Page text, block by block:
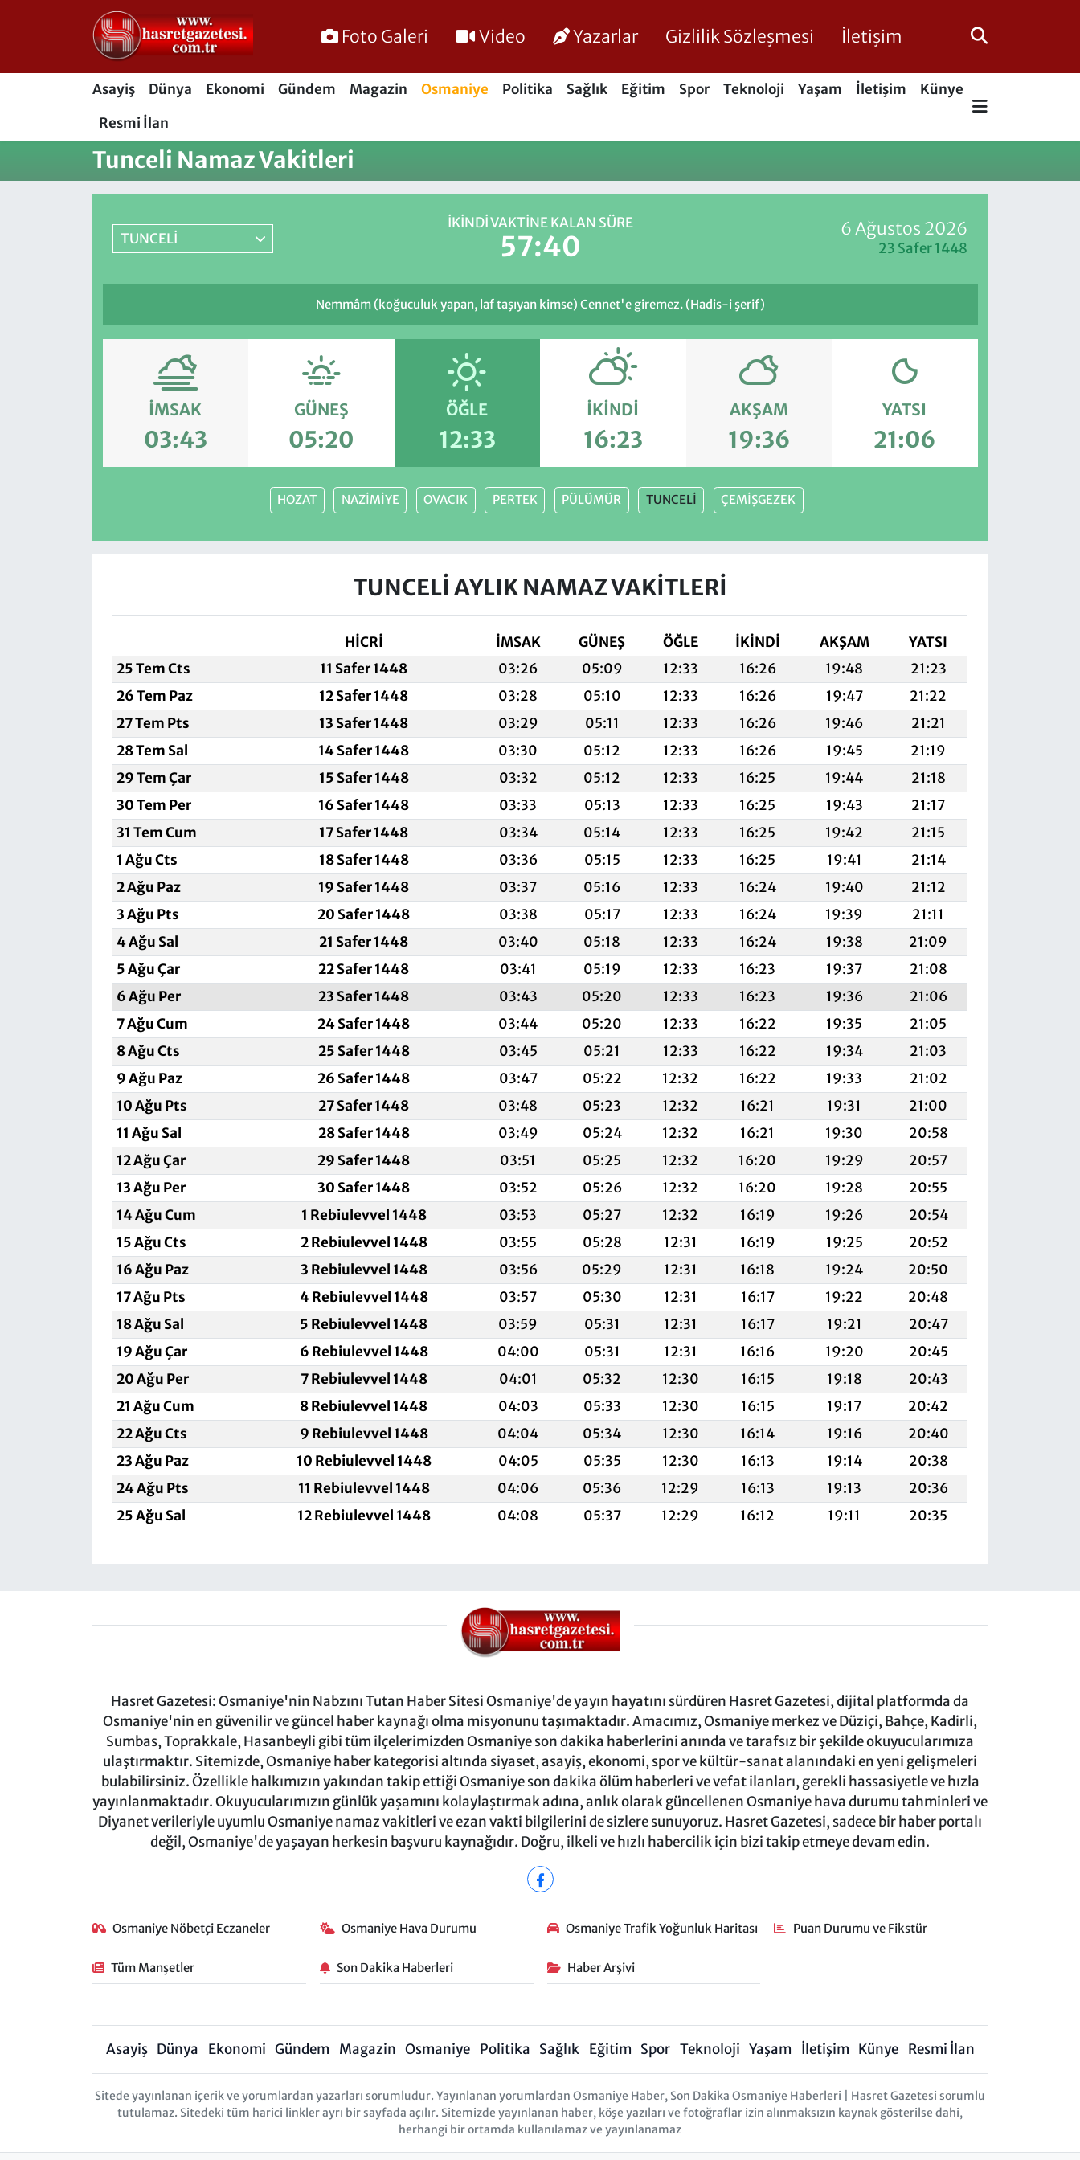
Foto Galeri Video Yazarlar Gizlilik Sözleşmesi İletişim
Asayiş Dünya Ekonomi Gündem Magazin Osmaniye Politika Sağlık Eğitim Spor Teknoloji Yaşam İletişim
Künye
Resmi İlan
Tunceli Namaz Vakitleri
TUNCELİ
İKINDI VAKTINE KALAN SÜRE
57:40
6 Ağustos 2026
23 Safer 1448
Nemmâm (koğuculuk yapan, laf taşıyan kimse) Cennet'e giremez. (Hadis-i şerif)
İMSAK
03:43
GÜNEŞ
05:20
ÖĞLE
12:33
İKINDI
16:23
AKŞAM
19:36
YATSI
21:06
HOZAT NAZİMİYE OVACIK PERTEK PÜLÜMÜR TUNCELİ ÇEMİŞGEZEK
TUNCELİ AYLIK NAMAZ VAKITLERI
HİCRİ İMSAK GÜNEŞ ÖĞLE İKINDI AKŞAM
YATSI
25 Tem Cts
11 Safer 1448 03:26 05:09 12:33 16:26 19:48
21:23
26 Tem Paz
12 Safer 1448 03:28 05:10 12:33 16:26 19:47
21:22
27 Tem Pts
13 Safer 1448 03:29 05:11 12:33 16:26 19:46
21:21
28 Tem Sal
14 Safer 1448 03:30 05:12 12:33 16:26 19:45
21:19
29 Tem Çar
15 Safer 1448 03:32 05:12 12:33 16:25 19:44
21:18
30 Tem Per
16 Safer 1448 03:33 05:13 12:33 16:25 19:43
21:17
31 Tem Cum
17 Safer 1448 03:34 05:14 12:33 16:25 19:42
21:15
1 Ağu Cts
18 Safer 1448 03:36 05:15 12:33 16:25 19:41
21:14
2 Ağu Paz
19 Safer 1448 03:37 05:16 12:33 16:24 19:40
21:12
3 Ağu Pts
20 Safer 1448 03:38 05:17 12:33 16:24 19:39
21:11
4 Ağu Sal
21 Safer 1448 03:40 05:18 12:33 16:24 19:38
21:09
5 Ağu Çar
22 Safer 1448 03:41 05:19 12:33 16:23 19:37
21:08
6 Ağu Per
23 Safer 1448 03:43 05:20 12:33 16:23 19:36
21:06
7 Ağu Cum
24 Safer 1448 03:44 05:20 12:33 16:22 19:35
21:05
8 Ağu Cts
25 Safer 1448 03:45 05:21 12:33 16:22 19:34
21:03
9 Ağu Paz
26 Safer 1448 03:47 05:22 12:32 16:22 19:33
21:02
10 Ağu Pts
27 Safer 1448 03:48 05:23 12:32 16:21 19:31
21:00
11 Ağu Sal
28 Safer 1448 03:49 05:24 12:32 16:21 19:30
20:58
12 Ağu Çar
29 Safer 1448 03:51 05:25 12:32 16:20 19:29
20:57
13 Ağu Per
30 Safer 1448 03:52 05:26 12:32 16:20 19:28
20:55
14 Ağu Cum
1 Rebiulevvel 1448 03:53 05:27 12:32 16:19 19:26
20:54
15 Ağu Cts
2 Rebiulevvel 1448 03:55 05:28 12:31 16:19 19:25
20:52
16 Ağu Paz
3 Rebiulevvel 1448 03:56 05:29 12:31 16:18 19:24
20:50
17 Ağu Pts
4 Rebiulevvel 1448 03:57 05:30 12:31 16:17 19:22
20:48
18 Ağu Sal
5 Rebiulevvel 1448 03:59 05:31 12:31 16:17 19:21
20:47
19 Ağu Çar
6 Rebiulevvel 1448 04:00 05:31 12:31 16:16 19:20
20:45
20 Ağu Per
7 Rebiulevvel 1448 04:01 05:32 12:30 16:15 19:18
20:43
21 Ağu Cum
8 Rebiulevvel 1448 04:03 05:33 12:30 16:15 19:17
20:42
22 Ağu Cts
9 Rebiulevvel 1448 04:04 05:34 12:30 16:14 19:16
20:40
23 Ağu Paz
10 Rebiulevvel 1448 04:05 05:35 12:30 16:13 19:14
20:38
24 Ağu Pts
11 Rebiulevvel 1448 04:06 05:36 12:29 16:13 19:13
20:36
25 Ağu Sal
12 Rebiulevvel 1448 04:08 05:37 12:29 16:12 19:11 20:35
Hasret Gazetesi: Osmaniye'nin Nabzını Tutan Haber Sitesi Osmaniye'de yayın hayatını sürdüren Hasret Gazetesi, dijital platformda da
Osmaniye'nin en güvenilir ve güncel haber kaynağı olma misyonunu taşımaktadır. Amacımız, Osmaniye merkez ve Düziçi, Bahçe, Kadirli,
Sumbas, Toprakkale, Hasanbeyli gibi tüm ilçelerimizden Osmaniye son dakika haberlerini anında ve tarafsız bir şekilde okuyucularımıza
ulaştırmaktır. Sitemizde, Osmaniye haber kategorisi altında siyaset, asayiş, ekonomi, spor ve kültür-sanat alanındaki en yeni gelişmeleri
bulabilirsiniz. Özellikle halkımızın yakından takip ettiği Osmaniye son dakika ölüm haberleri ve vefat ilanları, gerekli hassasiyetle ve hızla
yayınlanmaktadır. Okuyucularımızın günlük yaşamını kolaylaştırmak adına, anlık olarak güncellenen Osmaniye hava durumu tahminleri ve
Diyanet verileriyle uyumlu Osmaniye namaz vakitleri ve ezan vakti bilgilerini de sizlere sunuyoruz. Hasret Gazetesi, sadece bir haber portalı
değil, Osmaniye'de yaşayan herkesin başvuru kaynağıdır. Doğru, ilkeli ve hızlı habercilik için bizi takip etmeye devam edin.
Osmaniye Nöbetçi Eczaneler Osmaniye Hava Durumu Osmaniye Trafik Yoğunluk Haritası Puan Durumu ve Fikstür
Tüm Manşetler Son Dakika Haberleri Haber Arşivi
Asayiş Dünya Ekonomi Gündem Magazin Osmaniye Politika Sağlık Eğitim Spor Teknoloji Yaşam İletişim Künye Resmi İlan
Sitede yayınlanan içerik ve yorumlardan yazarları sorumludur. Yayınlanan yorumlardan Osmaniye Haber, Son Dakika Osmaniye Haberleri | Hasret Gazetesi sorumlu
tutulamaz. Sitedeki tüm harici linkler ayrı bir sayfada açılır. Sitemizde yayınlanan haber, köşe yazıları ve fotoğraflar izin alınmaksızın kaynak gösterilse dahi,
herhangi bir ortamda kullanılamaz ve yayınlanamaz
Osmaniye Nöbetçi Eczaneler
Osmaniye Hava Durumu
Osmaniye Trafik Yoğunluk Haritası
Süper Lig Puan Durumu ve Fikstür
Tüm Manşetler